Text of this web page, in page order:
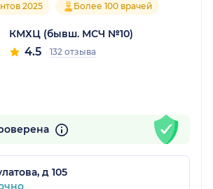
2025 Более 100 врачей
КМХЦ (бывш. МСЧ №10)
4.5 132 отзыва
д 105